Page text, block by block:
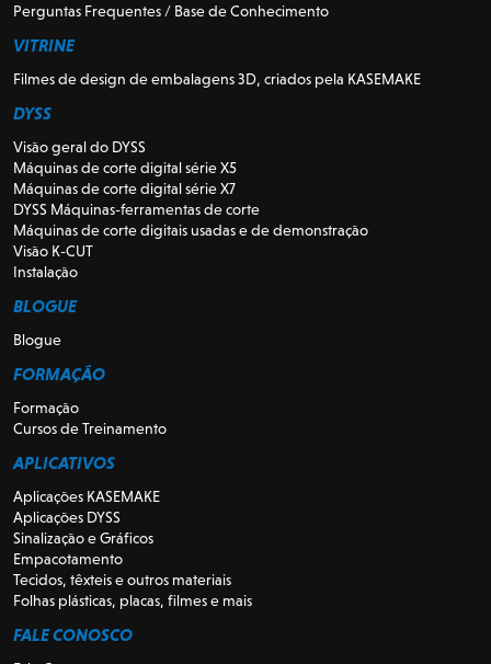
Perguntas Frequentes / Base de Conhecimento
VITRINE
Filmes de design de embalagens 3D, criados pela KASEMAKE
DYSS
Visão geral do DYSS
Máquinas de corte digital série X5
Máquinas de corte digital série X7
DYSS Máquinas-ferramentas de corte
Máquinas de corte digitais usadas e de demonstração
Visão K-CUT
Instalação
BLOGUE
Blogue
FORMAÇÃO
Formação
Cursos de Treinamento
APLICATIVOS
Aplicações KASEMAKE
Aplicações DYSS
Sinalização e Gráficos
Empacotamento
Tecidos, têxteis e outros materiais
Folhas plásticas, placas, filmes e mais
FALE CONOSCO